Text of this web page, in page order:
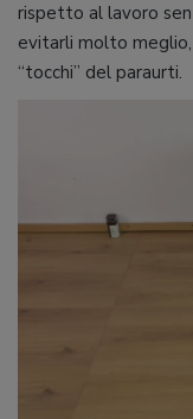
rispetto al lavoro
evitarli molto
“tocchi” del paraurti.